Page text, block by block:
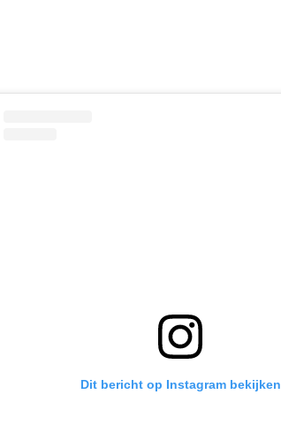
Dit bericht op Instagram bekijken